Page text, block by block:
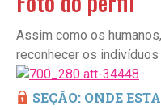
Assim como os
reconhecer os
SEÇÃO: ONDE